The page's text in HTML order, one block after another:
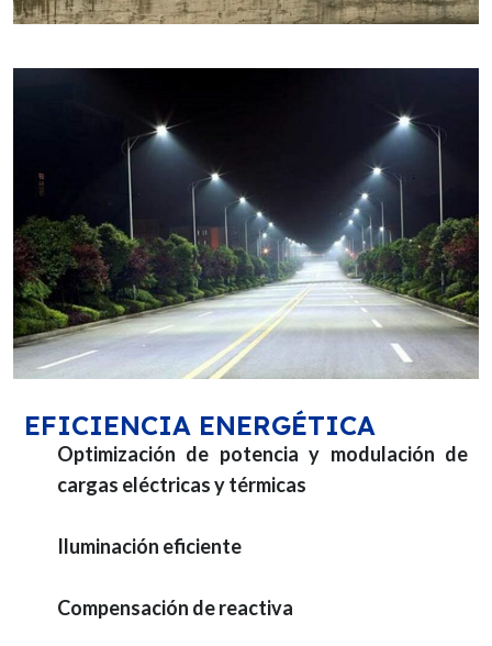
EFICIENCIA ENERGÉTICA
Optimización de potencia y modulación de
cargas eléctricas y térmicas
Iluminación eficiente
Compensación de reactiva